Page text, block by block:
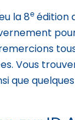
la 8e édition
Vous
que